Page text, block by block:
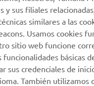
que has leído la
UNA PRUEBA DE
y sus filiales
similares a las
Usamos cookies
sitio web funcione
funcionalidades básicas
sus credenciales de
También utilizamos